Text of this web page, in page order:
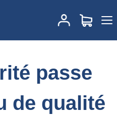
passe par une eau de
passe
de qualité